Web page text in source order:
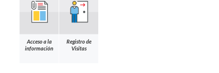
Acceso a la
información
Registro de
Visitas